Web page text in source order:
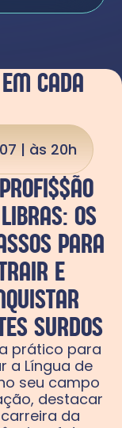
CADA
| às 20h
OS
PARA
E
SURDOS
prático para
a Língua de
seu campo
destacar
da